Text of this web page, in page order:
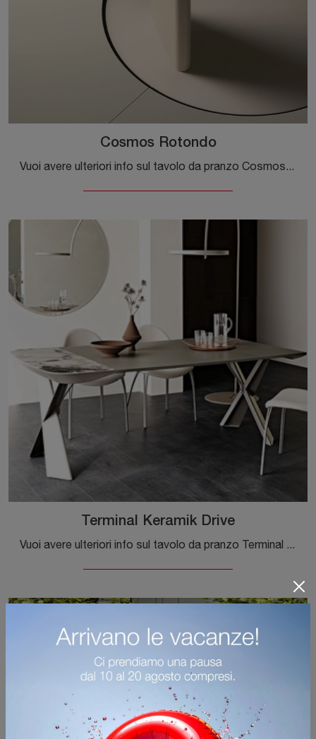
Cosmos Rotondo
Vuoi avere ulteriori info sul tavolo da pranzo Cosmos Rotondo di Ditre Italia? Clicca e ottieni informazioni sui modelli fissi della marca.
Terminal Keramik Drive
Vuoi avere ulteriori info sul tavolo da pranzo Terminal Keramik Drive di Cattelan Italia? Clicca e scopri di più sui modelli consolle del brand.